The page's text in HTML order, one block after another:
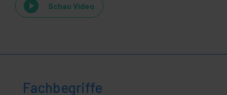
Schau Video
Fachbegriffe